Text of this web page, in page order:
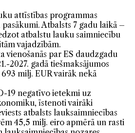
attīstības programmas
Atbalsts 7 gadu laikā –
atbalstu lauku saimniecību
vajadzībām.
vienošanās par ES daudzgadu
2027. gadā tiešmaksājumos
milj. EUR vairāk nekā
19 negatīvo ietekmi uz
īstenoti vairāki
atbalsts lauksaimniecības
45,5 milj. eiro apmērā un rasti